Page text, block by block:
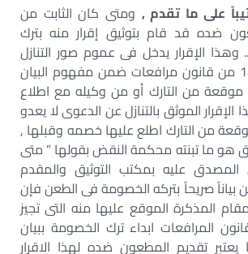
على ما تقدم , ومتى كان الثابت من
ضده قد قام بتوثيق إقرار منه بترك
الإقرار يدخل فى عموم صور التنازل
الواردة بالمادة 141 من قانون مرافعات ضمن مفهوم البيان
من التارك أو من وكيله مع اطلاع
الموثق بالتنازل عن الدعوى لا يعدو
من التارك اطلع عليها خصمه وقبلها ,
هو ما تبنته محكمة النقض بقولها ” متى
المصدق عليه بمكتب التوثيق والمقدم
صريحاً بتركه الخصومة فى الطعن فإن
المذكرة الموقع عليها منه التى تجيز
308 من قانون المرافعات ابداء ترك الخصومة ببيان
تقديم المطعون ضده لهذا الاقرار